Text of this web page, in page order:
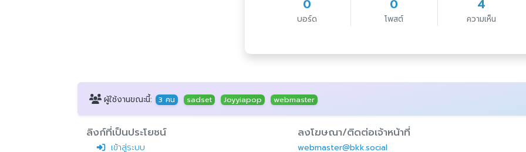
0
บอร์ด
0
โพสต์
4
ความเห็น
ผู้ใช้งานขณะนี้: 3 คน sadset Joyyiapop webmaster
ลิงก์ที่เป็นประโยชน์
เข้าสู่ระบบ
ลงโฆษณา/ติดต่อเจ้าหน้าที่
webmaster@bkk.social